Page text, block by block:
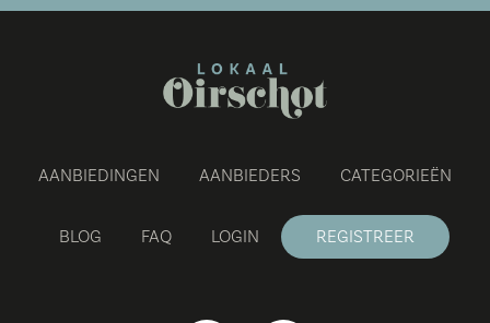
AANBIEDINGEN AANBIEDERS CATEGORIEËN
BLOG FAQ LOGIN REGISTREER